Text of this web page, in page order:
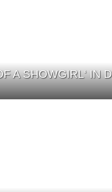
A SHOWGIRL‘ IN